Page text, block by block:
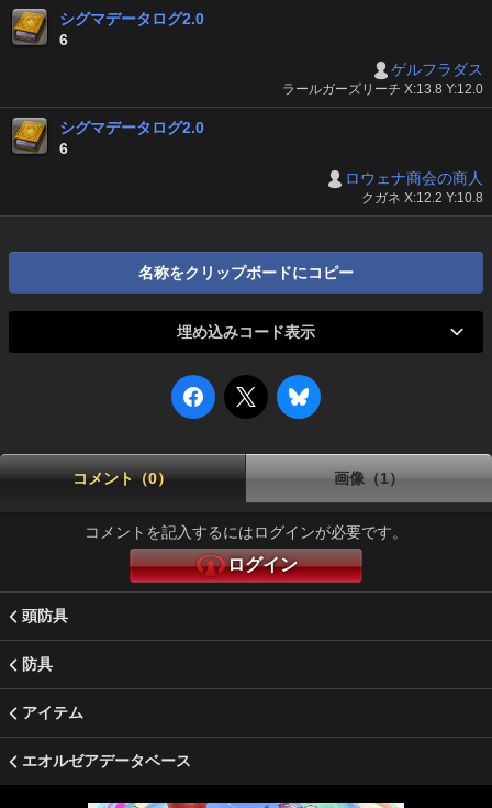
シグマデータログ2.0
6
ゲルフラダス
ラールガーズリーチ X:13.8 Y:12.0
シグマデータログ2.0
6
ロウェナ商会の商人
クガネ X:12.2 Y:10.8
名称をクリップボードにコピー
埋め込みコード表示
コメント（0） 画像（1）
コメントを記入するにはログインが必要です。
ログイン
頭防具
防具
アイテム
エオルゼアデータベース